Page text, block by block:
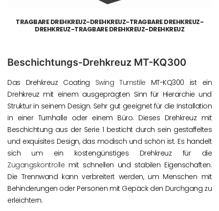
TRAGBARE DREHKREUZ-DREHKREUZ-TRAGBARE DREHKREUZ-
DREHKREUZ-TRAGBARE DREHKREUZ-DREHKREUZ
Beschichtungs-Drehkreuz MT-KQ300
Das Drehkreuz Coating Swing Turnstile MT-KQ300 ist ein
Drehkreuz mit einem ausgeprägten Sinn für Hierarchie und
Struktur in seinem Design. Sehr gut geeignet für die Installation
in einer Turnhalle oder einem Büro. Dieses Drehkreuz mit
Beschichtung aus der Serie 1 besticht durch sein gestaffeltes
und exquisites Design, das modisch und schön ist. Es handelt
sich um ein kostengünstiges Drehkreuz für die
Zugangskontrolle mit schnellen und stabilen Eigenschaften.
Die Trennwand kann verbreitert werden, um Menschen mit
Behinderungen oder Personen mit Gepäck den Durchgang zu
erleichtern.